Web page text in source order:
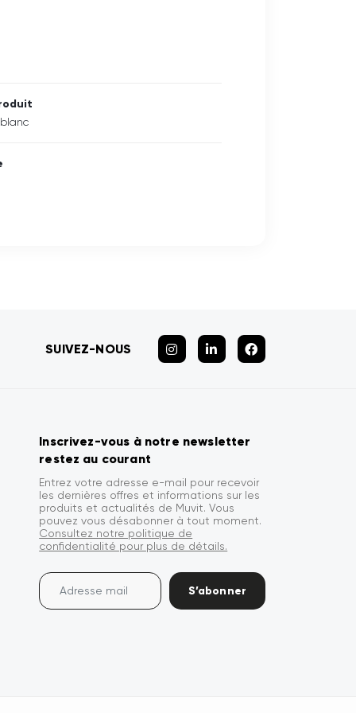
SUIVEZ-NOUS
Inscrivez-vous à notre newsletter
restez au courant
Entrez votre adresse e-mail pour recevoir
les dernières offres et informations sur les
produits et actualités de Muvit. Vous
pouvez vous désabonner à tout moment.
Consultez notre politique de
confidentialité pour plus de détails.
S’abonner